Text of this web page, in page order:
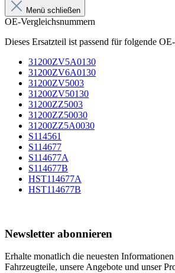
Menü schließen
OE-Vergleichsnummern
Dieses Ersatzteil ist passend für folgende
31200ZV5A0130
31200ZV6A0130
31200ZV5003
31200ZV50130
31200ZZ5003
31200ZZ50030
31200ZZ5A0030
S114561
S114677
S114677A
S114677B
HST114677A
HST114677B
Newsletter abonnieren
Erhalte monatlich die neuesten
Fahrzeugteile, unsere Angebote und unser